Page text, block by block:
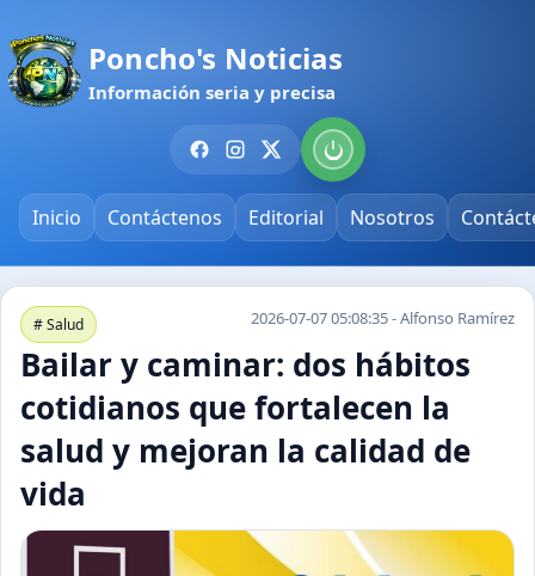
Poncho's Noticias
Información seria y precisa
Inicio Contáctenos Editorial Nosotros
# Salud 2026-07-07 05:08:35 - Alfonso Ramírez
Bailar y caminar: dos hábitos
cotidianos que fortalecen la
salud y mejoran la calidad de
vida